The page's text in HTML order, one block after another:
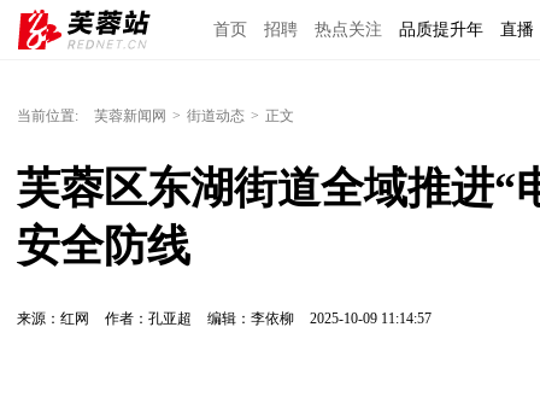
首页 招聘 热点关注 品质提升年 直播
当前位置: 芙蓉新闻网 > 街道动态 > 正文
芙蓉区东湖街道全域推进“
安全防线
来源：红网 作者：孔亚超 编辑：李依柳 2025-10-09 11:14:57